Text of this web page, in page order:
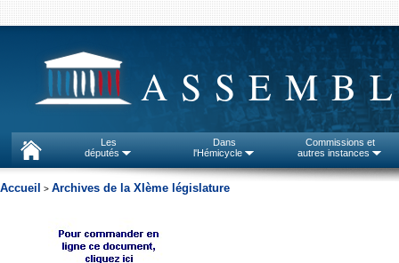
Les
députés
Dans
l'Hémicycle
Commissions et
autres instances
Accueil > Archives de la XIème législature